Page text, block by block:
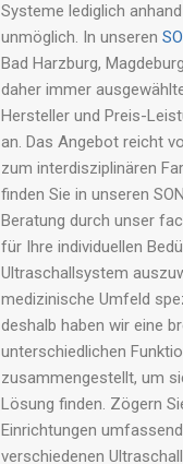
Systeme lediglich
unmöglich. In unseren
Bad Harzburg,
daher immer
Hersteller und Preis-
an. Das Angebot reicht
zum interdisziplinären
finden Sie in unseren
Beratung durch unser
für Ihre individuellen
Ultraschallsystem
medizinische Umfeld
deshalb haben wir eine
unterschiedlichen
zusammengestellt, um
Lösung finden. Zögern
Einrichtungen
verschiedenen